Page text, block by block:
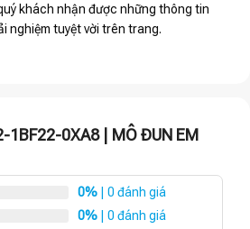
khách nhận được những thông tin
nghiệm tuyệt vời trên trang.
1BF22-0XA8 | MÔ ĐUN EM
0% | 0 đánh giá
0% | 0 đánh giá